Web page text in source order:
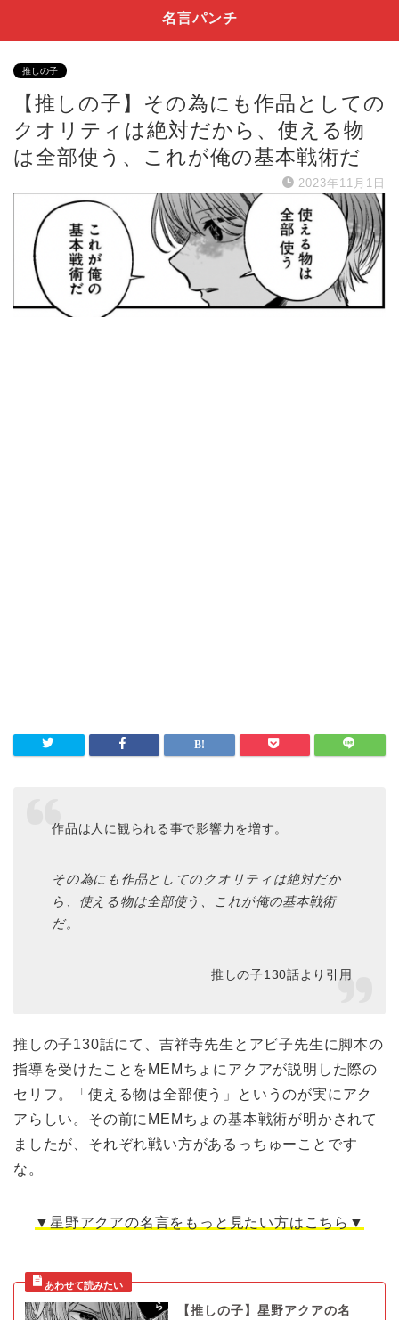
名言パンチ
推しの子
【推しの子】その為にも作品としての
クオリティは絶対だから、使える物
は全部使う、これが俺の基本戦術だ
2023年11月1日
作品は人に観られる事で影響力を増す。
その為にも作品としてのクオリティは絶対だか
ら、使える物は全部使う、これが俺の基本戦術
だ。
推しの子130話より引用
推しの子130話にて、吉祥寺先生とアビ子先生に脚本の
指導を受けたことをMEMちょにアクアが説明した際の
セリフ。「使える物は全部使う」というのが実にアク
アらしい。その前にMEMちょの基本戦術が明かされて
ましたが、それぞれ戦い方があるっちゅーことです
な。
▼星野アクアの名言をもっと見たい方はこちら▼
【推しの子】星野アクアの名